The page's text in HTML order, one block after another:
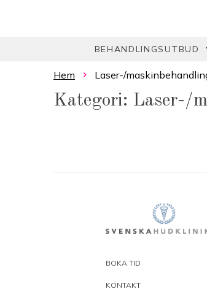
BEHANDLINGSUTBUD
Hem Laser-/
Kategori: Laser-/
BOKA TID
KONTAKT